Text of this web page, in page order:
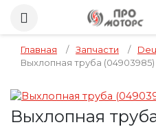
Главная / Запчасти /
Выхлопная труба (04903985)
Выхлопная